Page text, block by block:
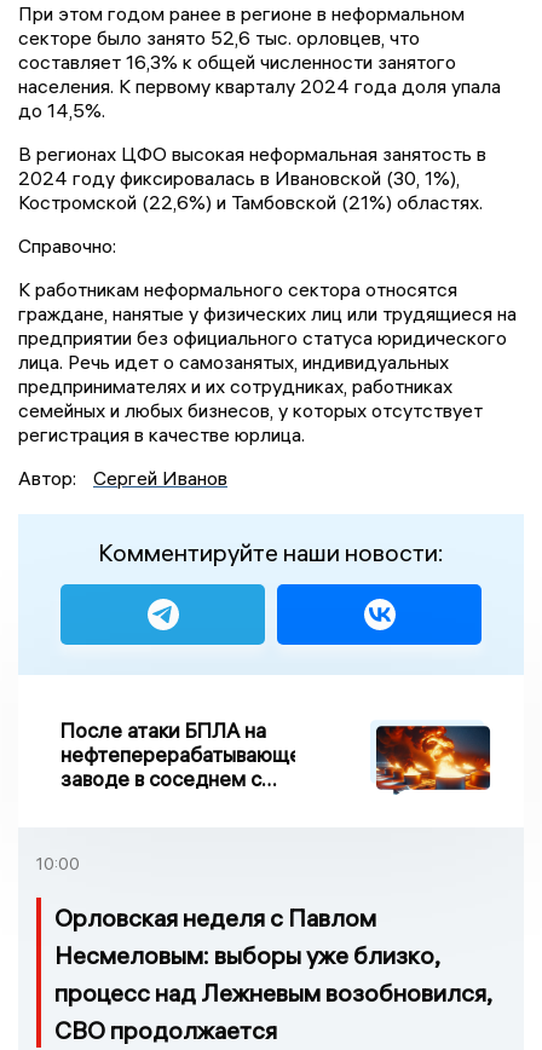
При этом годом ранее в регионе в неформальном
секторе было занято 52,6 тыс. орловцев, что
составляет 16,3% к общей численности занятого
населения. К первому кварталу 2024 года доля упала
до 14,5%.
В регионах ЦФО высокая неформальная занятость в
2024 году фиксировалась в Ивановской (30, 1%),
Костромской (22,6%) и Тамбовской (21%) областях.
Справочно:
К работникам неформального сектора относятся
граждане, нанятые у физических лиц или трудящиеся на
предприятии без официального статуса юридического
лица. Речь идет о самозанятых, индивидуальных
предпринимателях и их сотрудниках, работниках
семейных и любых бизнесов, у которых отсутствует
регистрация в качестве юрлица.
Автор:
Сергей Иванов
Комментируйте наши новости:
После атаки БПЛА на
нефтеперерабатывающем
заводе в соседнем с
возгорание
10:00
Орловская неделя с Павлом
Несмеловым: выборы уже близко,
процесс над Лежневым возобновился,
СВО продолжается